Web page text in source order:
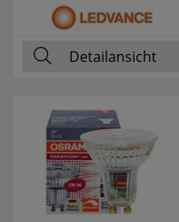
Detailansicht